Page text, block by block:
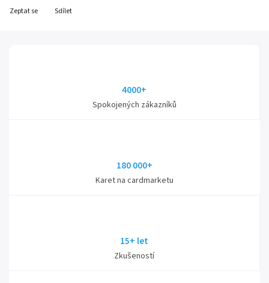
Zeptat se Sdílet
4000+
Spokojených zákazníků
180 000+
Karet na cardmarketu
15+ let
Zkušeností